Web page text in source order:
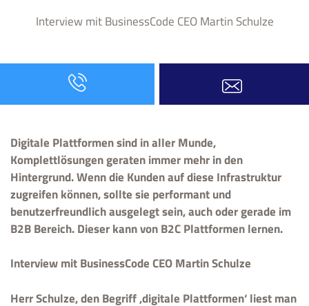
Interview mit BusinessCode CEO Martin Schulze
Digitale Plattformen sind in aller Munde,
Komplettlösungen geraten immer mehr in den
Hintergrund. Wenn die Kunden auf diese Infrastruktur
zugreifen können, sollte sie performant und
benutzerfreundlich ausgelegt sein, auch oder gerade im
B2B Bereich. Dieser kann von B2C Plattformen lernen.
Interview mit BusinessCode CEO Martin Schulze
Herr Schulze, den Begriff ‚digitale Plattformen‘ liest man